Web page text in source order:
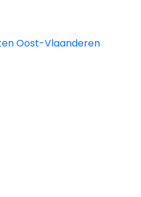
Oost-Vlaanderen